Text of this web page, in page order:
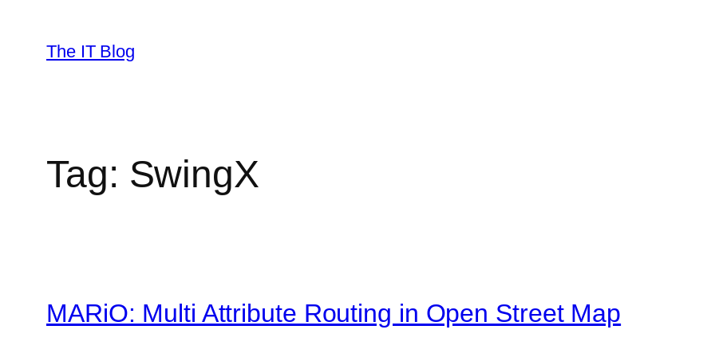
content
The IT Blog
Tag: SwingX
MARiO: Multi Attribute Routing in Open Street Map